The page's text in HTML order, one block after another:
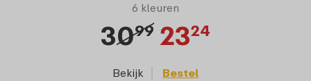
6 kleuren
3099 2324
Bekijk Bestel